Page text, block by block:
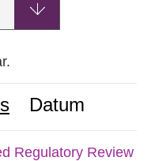
Datum
Regulatory Review